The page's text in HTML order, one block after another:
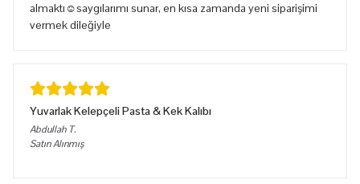
almaktı☺️saygılarımı sunar, en kısa zamanda yeni siparişimi
vermek dileğiyle
Yuvarlak Kelepçeli Pasta & Kek Kalıbı
Abdullah T.
Satın Alınmış